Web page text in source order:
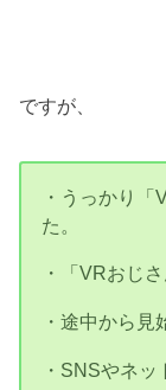
ですが、
・うっかり
た。
・「VRおじ
・途中から見
・SNSやネ